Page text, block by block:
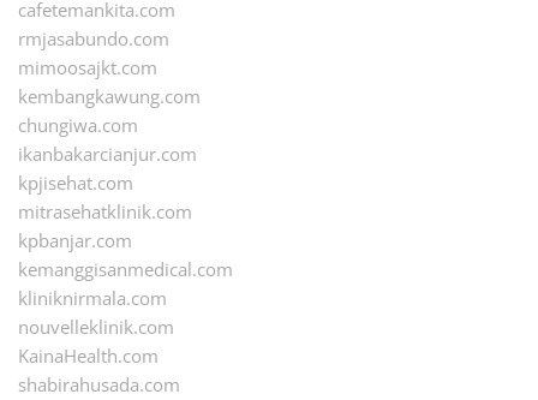
cafetemankita.com
rmjasabundo.com
mimoosajkt.com
kembangkawung.com
chungiwa.com
ikanbakarcianjur.com
kpjisehat.com
mitrasehatklinik.com
kpbanjar.com
kemanggisanmedical.com
kliniknirmala.com
nouvelleklinik.com
KainaHealth.com
shabirahusada.com